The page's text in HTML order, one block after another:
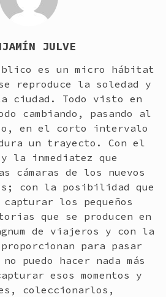
JULVE
es un micro hábitat
reproduce la soledad y
ciudad. Todo visto en
cambiando, pasando al
en el corto intervalo
un trayecto. Con el
y la inmediatez que
cámaras de los nuevos
con la posibilidad que
los pequeños
que se producen en
de viajeros y con la
para pasar
puedo hacer nada más
esos momentos y
coleccionarlos,